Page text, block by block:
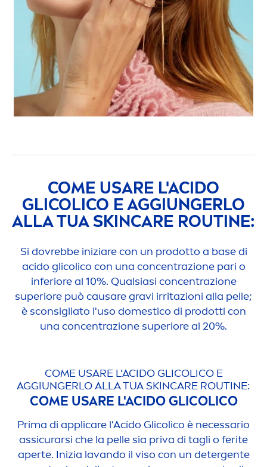
COME USARE L'ACIDO
GLICOLICO E AGGIUNGERLO
ALLA TUASKINCARE ROUTINE:
Si dovrebbe iniziare con un prodotto a base di
acido glicolico con una concentrazione pari o
inferiore al 10%. Qualsiasi concentrazione
superiore può causare gravi irritazioni alla pelle;
è sconsigliato l'uso domestico di prodotti con
una concentrazione superiore al 20%.
COME USARE L'ACIDO GLICOLICO E
AGGIUNGERLO ALLA TUASKINCARE ROUTINE:
COME USARE L'ACIDO GLICOLICO
Prima di applicare l'Acido Glicolico è necessario
assicurarsi che la pelle sia priva di tagli o ferite
aperte. Inizia lavando il viso con un detergente